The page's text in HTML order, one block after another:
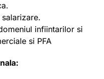
salarizare.
infiintarilor si
si PFA